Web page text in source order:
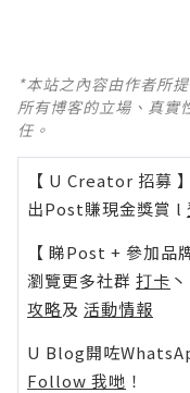
*本站之內容由作者所
所有博客的立場、真實
任。
【 U Creator 招募 】
出Post賺現金獎賞 l
【 睇Post + 參加品
瀏覽更多社群 打卡 丶
攻略及 活動情報
U Blog開咗
Follow 我哋 ！